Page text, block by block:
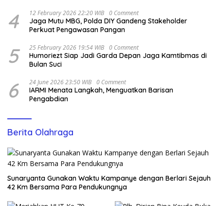
4 12 February 2026 22:20 WIB 0 Comment
Jaga Mutu MBG, Polda DIY Gandeng Stakeholder
Perkuat Pengawasan Pangan
5 25 February 2026 19:54 WIB 0 Comment
Humoriezt Siap Jadi Garda Depan Jaga Kamtibmas di
Bulan Suci
6 24 June 2026 23:50 WIB 0 Comment
IARMI Menata Langkah, Menguatkan Barisan
Pengabdian
Berita Olahraga
Sunaryanta Gunakan Waktu Kampanye dengan Berlari Sejauh
42 Km Bersama Para Pendukungnya